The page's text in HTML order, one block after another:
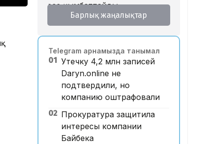
есе қымбаттайды
16:32, 06 Тамыз 2026
мәнін түсіндірді
16:26, 06 Тамыз 2026
«Уахабист емеспін»: Бекболат
Тілеухан діни ұстанымына
қатысты жауап берді
14:52, 06 Тамыз 2026
Қазақстанда 2 млн теңге
жалақы қай саланың
Барлық жаңалықтар
Telegram арнамызда танымал
01 Утечку 4,2 млн записей
Daryn.online не
подтвердили, но
компанию оштрафовали
02 Прокуратура защитила
интересы компании
Байбека